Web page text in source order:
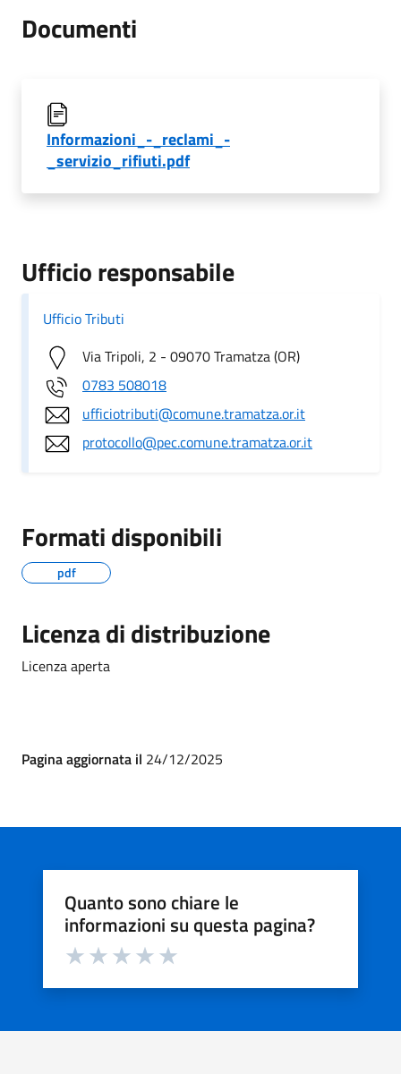
Documenti
Informazioni_-_reclami_-
_servizio_rifiuti.pdf
Ufficio responsabile
Ufficio Tributi
Via Tripoli, 2 - 09070 Tramatza (OR)
0783 508018
ufficiotributi@comune.tramatza.or.it
protocollo@pec.comune.tramatza.or.it
Formati disponibili
pdf
Licenza di distribuzione
Licenza aperta
Pagina aggiornata il 24/12/2025
Quanto sono chiare le
informazioni su questa pagina?
Valuta da 1 a 5 stelle la pagina